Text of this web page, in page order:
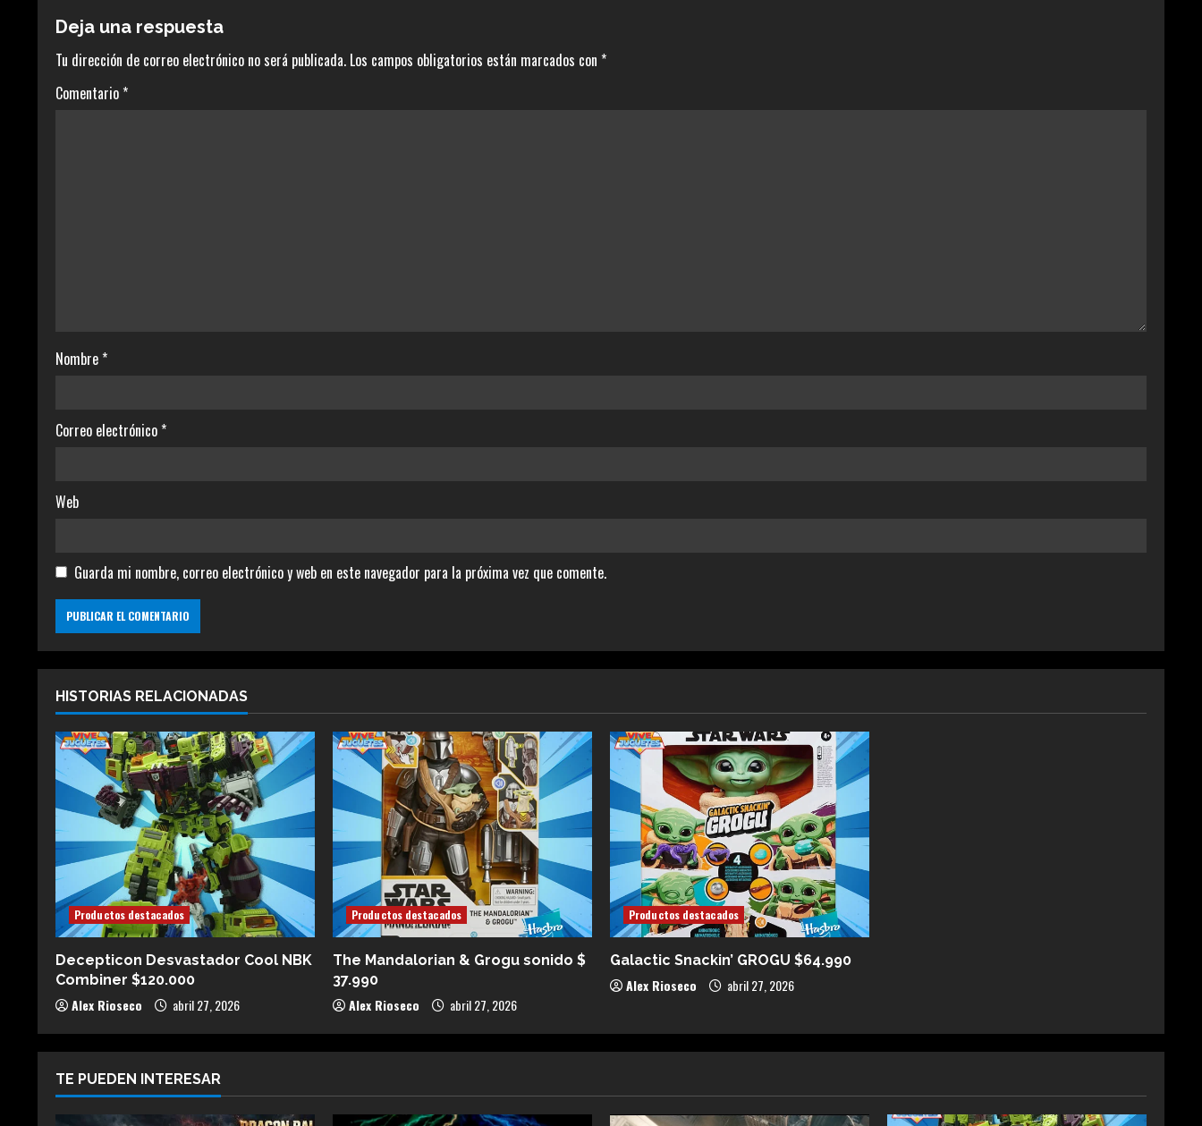
e
l
Deja una respuesta
Tu dirección de correo electrónico no será publicada. Los campos obligatorios están marcados con *
Comentario *
Nombre *
Correo electrónico *
Web
Guarda mi nombre, correo electrónico y web en este navegador para la próxima vez que comente.
HISTORIAS RELACIONADAS
Productos destacados
Decepticon Desvastador Cool NBK
Combiner $120.000
Alex Rioseco abril 27, 2026
Productos destacados
The Mandalorian & Grogu sonido $
37.990
Alex Rioseco abril 27, 2026
Productos destacados
Galactic Snackin’ GROGU $64.990
Alex Rioseco abril 27, 2026
TE PUEDEN INTERESAR